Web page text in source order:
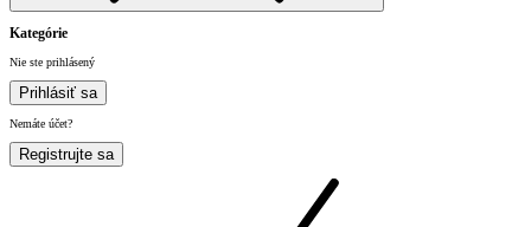
Kategórie
Nie ste prihlásený
Prihlásiť sa
Nemáte účet?
Registrujte sa